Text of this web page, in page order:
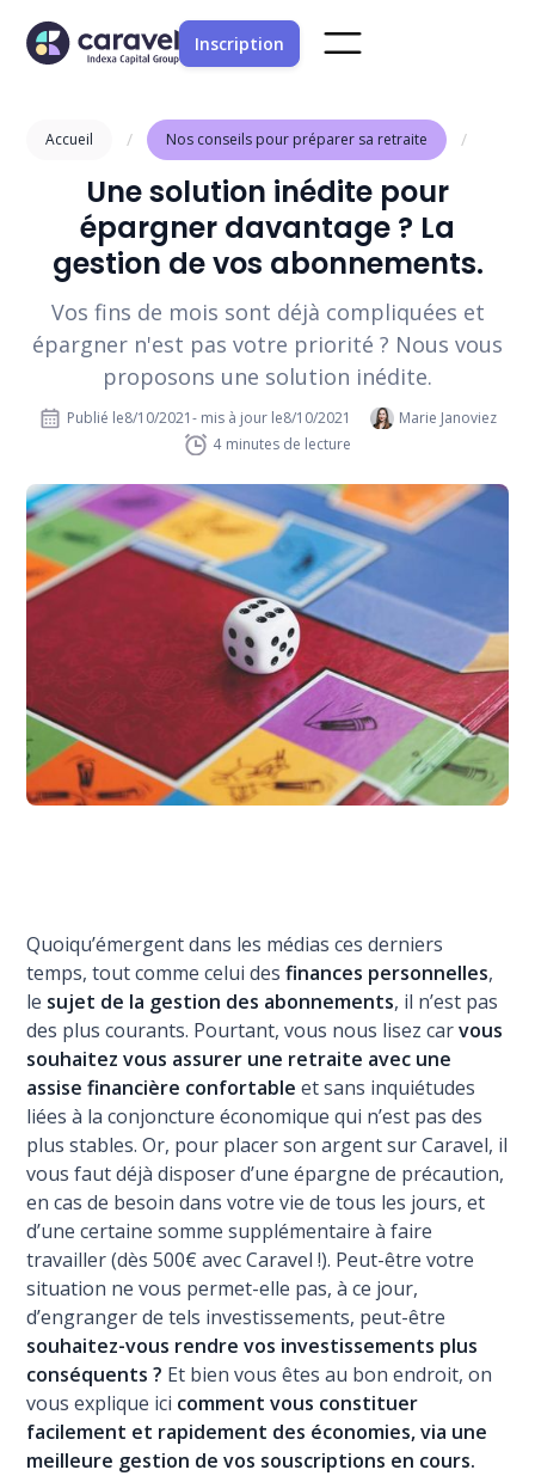
Inscription
Accueil / Nos conseils pour préparer sa retraite /
Une solution inédite pour
épargner davantage ? La
gestion de vos abonnements.
Vos fins de mois sont déjà compliquées et
épargner n'est pas votre priorité ? Nous vous
proposons une solution inédite.
Publié le8/10/2021- mis à jour le8/10/2021
Marie Janoviez
4 minutes de lecture
Quoiqu’émergent dans les médias ces derniers
temps, tout comme celui desfinances personnelles,
le sujet de la gestion des abonnements, il n’est pas
des plus courants. Pourtant, vous nous lisez carvous
souhaitez vous assurer une retraite avec une
assise financière confortable et sans inquiétudes
liées à la conjoncture économique qui n’est pas des
plus stables. Or, pour placer son argent sur Caravel, il
vous faut déjà disposer d’une épargne de précaution,
en cas de besoin dans votre vie de tous les jours, et
d’une certaine somme supplémentaire à faire
travailler (dès 500€ avec Caravel !). Peut-être votre
situation ne vous permet-elle pas, à ce jour,
d’engranger de tels investissements, peut-être
souhaitez-vous rendre vos investissements plus
conséquents ? Et bien vous êtes au bon endroit, on
vous explique ici comment vous constituer
facilement et rapidement des économies, via une
meilleure gestion de vos souscriptions en cours.